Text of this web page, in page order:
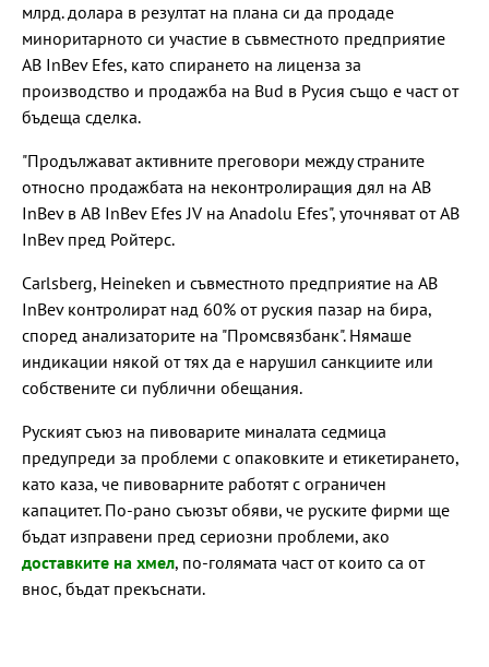
млрд. долара в резултат на плана си да продаде
миноритарното си участие в съвместното предприятие
AB InBev Efes, като спирането на лиценза за
производство и продажба на Bud в Русия също е част от
бъдеща сделка.
"Продължават активните преговори между страните
относно продажбата на неконтролиращия дял на AB
InBev в AB InBev Efes JV на Anadolu Efes", уточняват от AB
InBev пред Ройтерс.
Carlsberg, Heineken и съвместното предприятие на AB
InBev контролират над 60% от руския пазар на бира,
според анализаторите на "Промсвязбанк". Нямаше
индикации някой от тях да е нарушил санкциите или
собствените си публични обещания.
Руският съюз на пивоварите миналата седмица
предупреди за проблеми с опаковките и етикетирането,
като каза, че пивоварните работят с ограничен
капацитет. По-рано съюзът обяви, че руските фирми ще
бъдат изправени пред сериозни проблеми, ако
доставките на хмел, по-голямата част от които са от
внос, бъдат прекъснати.